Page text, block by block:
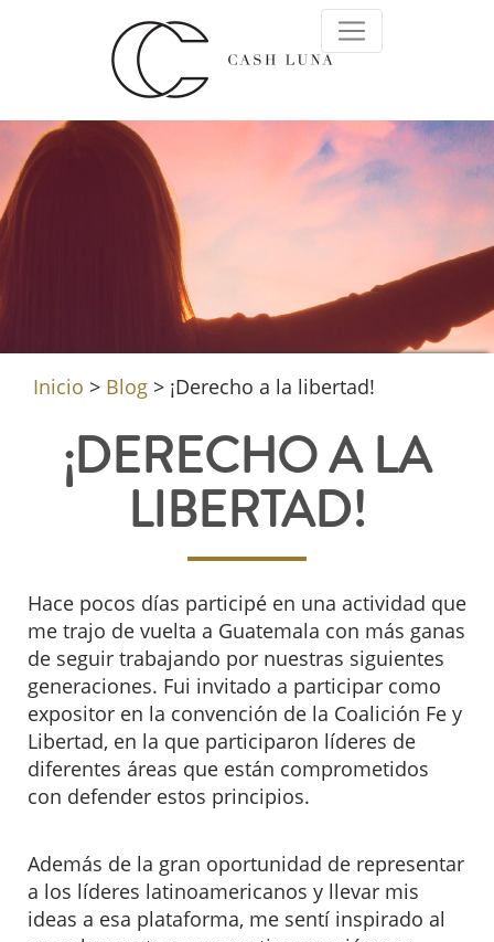
Inicio > Blog > ¡Derecho a la libertad!
¡DERECHO A LA
LIBERTAD!
Hace pocos días participé en una actividad que
me trajo de vuelta a Guatemala con más ganas
de seguir trabajando por nuestras siguientes
generaciones. Fui invitado a participar como
expositor en la convención de la Coalición Fe y
Libertad, en la que participaron líderes de
diferentes áreas que están comprometidos
con defender estos principios.
Además de la gran oportunidad de representar
a los líderes latinoamericanos y llevar mis
ideas a esa plataforma, me sentí inspirado al